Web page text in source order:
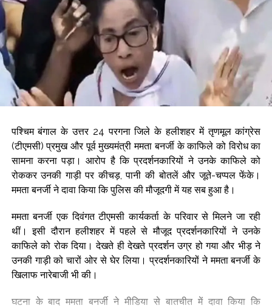
पश्चिम बंगाल के उत्तर 24 परगना जिले के हलीशहर में तृणमूल कांग्रेस
(टीएमसी) प्रमुख और पूर्व मुख्यमंत्री ममता बनर्जी के काफिले को विरोध का
सामना करना पड़ा। आरोप है कि प्रदर्शनकारियों ने उनके काफिले को
रोककर उनकी गाड़ी पर कीचड़, पानी की बोतलें और जूते-चप्पल फेंके।
ममता बनर्जी ने दावा किया कि पुलिस की मौजूदगी में यह सब हुआ है।
ममता बनर्जी एक दिवंगत टीएमसी कार्यकर्ता के परिवार से मिलने जा रही
थीं। इसी दौरान हलीशहर में पहले से मौजूद प्रदर्शनकारियों ने उनके
काफिले को रोक दिया। देखते ही देखते प्रदर्शन उग्र हो गया और भीड़ ने
उनकी गाड़ी को चारों ओर से घेर लिया। प्रदर्शनकारियों ने ममता बनर्जी के
खिलाफ नारेबाजी भी की।
घटना के बाद ममता बनर्जी ने मीडिया से बातचीत में दावा किया कि